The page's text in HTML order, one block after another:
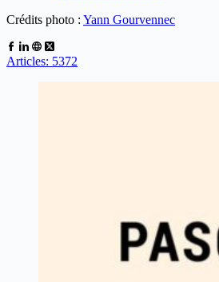
Crédits photo : Yann Gourvennec
Articles: 5372